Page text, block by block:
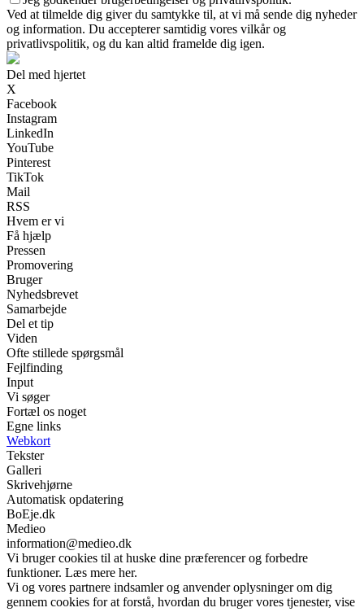
Ved at tilmelde dig giver du samtykke til, at vi må sende dig nyheder
og information. Du accepterer samtidig vores vilkår og
privatlivspolitik, og du kan altid framelde dig igen.
Del med hjertet
X
Facebook
Instagram
LinkedIn
YouTube
Pinterest
TikTok
Mail
RSS
Hvem er vi
Få hjælp
Pressen
Promovering
Bruger
Nyhedsbrevet
Samarbejde
Del et tip
Viden
Ofte stillede spørgsmål
Fejlfinding
Input
Vi søger
Fortæl os noget
Egne links
Webkort
Tekster
Galleri
Skrivehjørne
Automatisk opdatering
BoEje.dk
Medieo
information@medieo.dk
Vi bruger cookies til at huske dine præferencer og forbedre
funktioner. Læs mere her.
Vi og vores partnere indsamler og anvender oplysninger om dig
gennem cookies for at forstå, hvordan du bruger vores tjenester, vise